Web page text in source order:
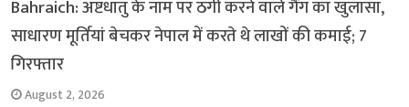
Bahraich: अष्टधातु के नाम पर ठगी करने वाले गैंग का खुलासा,
साधारण मूर्तियां बेचकर नेपाल में करते थे लाखों की कमाई; 7
गिरफ्तार
August 2, 2026